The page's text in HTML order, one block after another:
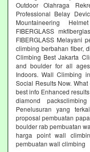
Outdoor Olahraga
Professional Belay
Mountaineering
FIBERGLASS
FIBERGLASS Melayani
climbing berbahan fiber,
Climbing Best Jakarta
and boulder for all
Indoors. Wall Climbing‎
Social Results Now.
best info Enhanced
diamond
Penelusuran yang
proposal pembuatan
boulder rab pembuatan
harga point wall
pembuatan wall climbing